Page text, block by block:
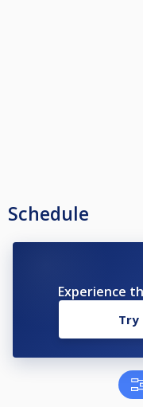
Västerås Biljardsällskap.
Schedule
Experience
Try